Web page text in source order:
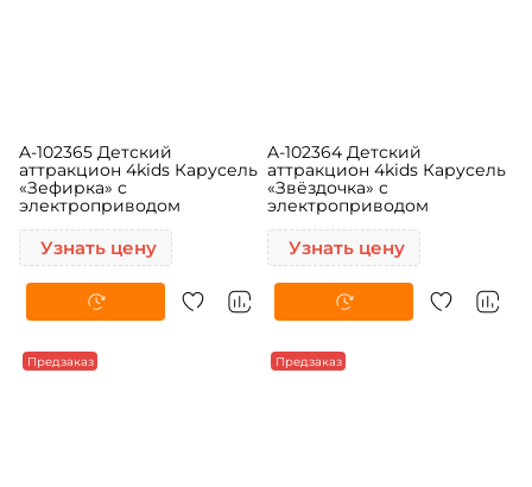
A-102365 Детский
аттракцион 4kids Карусель
электроприводом
Узнать цену
A-102364 Детский
аттракцион 4kids Карусель
электроприводом
Узнать цену